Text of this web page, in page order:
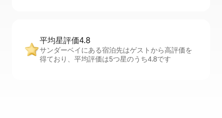
平均星評価4.8
サンダーベイにある宿泊先はゲストから高評価を
得ており、平均評価は5つ星のうち4.8です